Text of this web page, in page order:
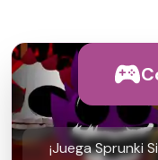
¡Juega Sprunki